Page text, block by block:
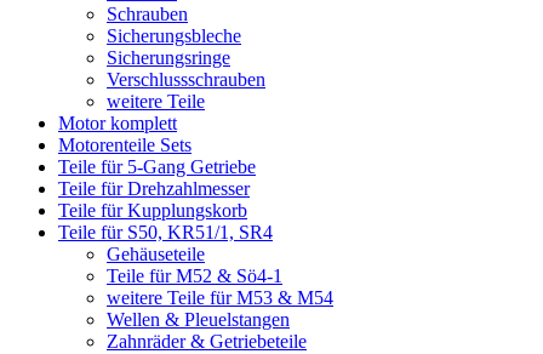
Schrauben
Sicherungsbleche
Sicherungsringe
Verschlussschrauben
weitere Teile
Motor komplett
Motorenteile Sets
Teile für 5-Gang Getriebe
Teile für Drehzahlmesser
Teile für Kupplungskorb
Teile für S50, KR51/1, SR4
Gehäuseteile
Teile für M52 & Sö4-1
weitere Teile für M53 & M54
Wellen & Pleuelstangen
Zahnräder & Getriebeteile